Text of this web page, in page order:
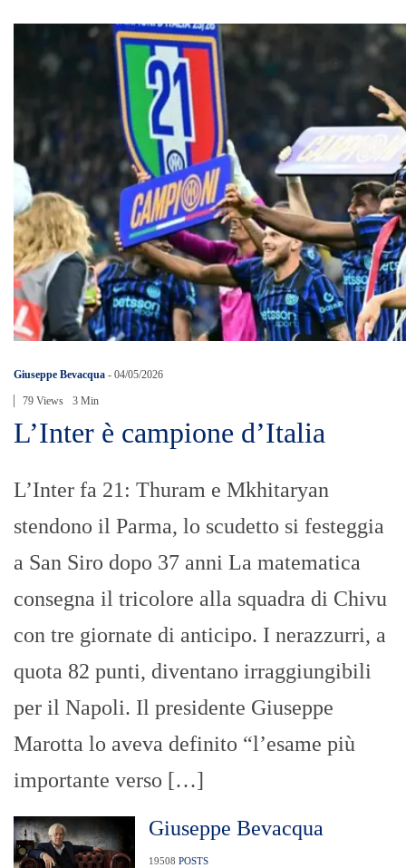
Giuseppe Bevacqua - 04/05/2026
79 Views 3 Min
L’Inter è campione d’Italia
L’Inter fa 21: Thuram e Mkhitaryan
stendono il Parma, lo scudetto si festeggia
a San Siro dopo 37 anni La matematica
consegna il tricolore alla squadra di Chivu
con tre giornate di anticipo. I nerazzurri, a
quota 82 punti, diventano irraggiungibili
per il Napoli. Il presidente Giuseppe
Marotta lo aveva definito “l’esame più
importante verso […]
Giuseppe Bevacqua
19508 POSTS